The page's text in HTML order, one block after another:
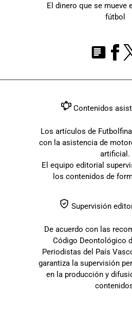
El dinero que se mueve
fútbol
Contenidos
Los artículos de
con la asistencia de
artificial.
El equipo editorial
los contenidos de
Supervisión
De acuerdo con las
Código Deontológico
Periodistas del País
garantiza la supervisión
en la producción y